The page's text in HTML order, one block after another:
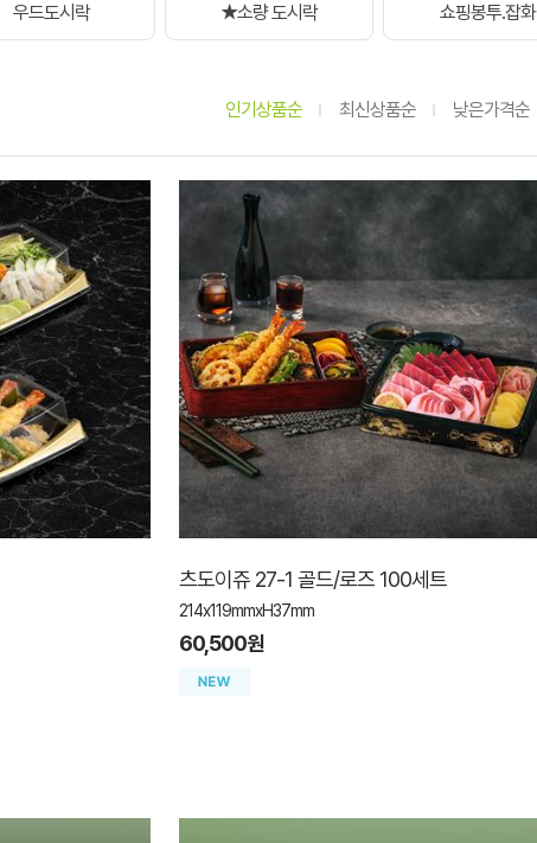
우드도시락 ★소량 도시락 쇼핑봉투.잡화
인기상품순 최신상품순 낮은가격순
츠도이쥬 27-1 골드/로즈 100세트
214x119mmxH37mm
60,500원